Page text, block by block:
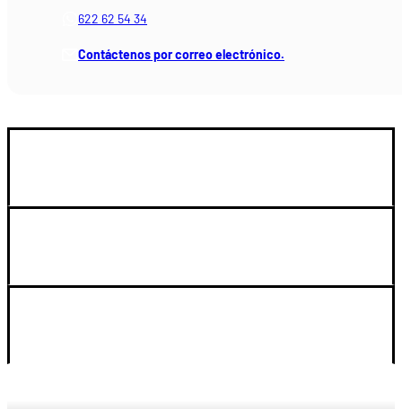
622 62 54 34
Contáctenos por correo electrónico.